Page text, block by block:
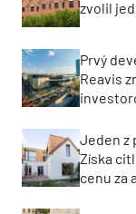
zvolil
Prvý
Reavis
Jeden z
Získa
cenu za